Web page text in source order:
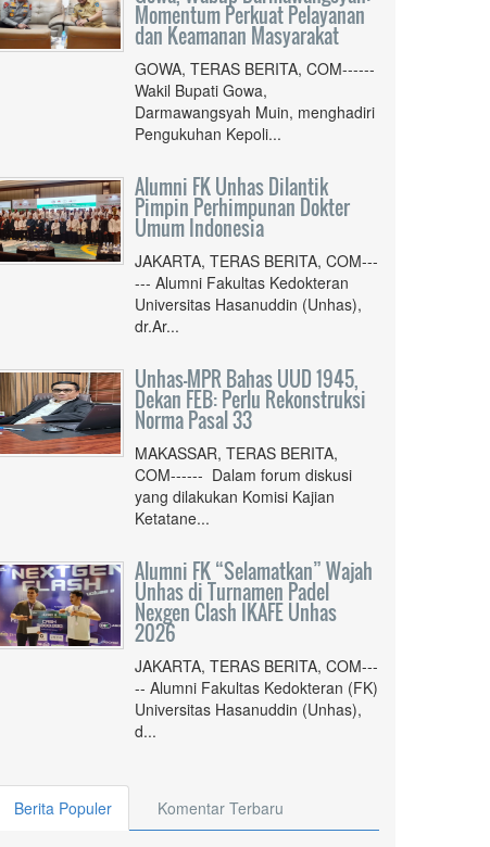
Momentum Perkuat Pelayanan
dan Keamanan Masyarakat
GOWA, TERAS BERITA, COM------
Wakil Bupati Gowa,
Darmawangsyah Muin, menghadiri
Pengukuhan Kepoli...
Alumni FK Unhas Dilantik
Pimpin Perhimpunan Dokter
Umum Indonesia
JAKARTA, TERAS BERITA, COM---
--- Alumni Fakultas Kedokteran
Universitas Hasanuddin (Unhas),
dr.Ar...
Unhas-MPR Bahas UUD 1945,
Dekan FEB: Perlu Rekonstruksi
Norma Pasal 33
MAKASSAR, TERAS BERITA,
COM------ Dalam forum diskusi
yang dilakukan Komisi Kajian
Ketatane...
Alumni FK “Selamatkan” Wajah
Unhas di Turnamen Padel
Nexgen Clash IKAFE Unhas
2026
JAKARTA, TERAS BERITA, COM---
-- Alumni Fakultas Kedokteran (FK)
Universitas Hasanuddin (Unhas),
d...
Berita Populer Komentar Terbaru